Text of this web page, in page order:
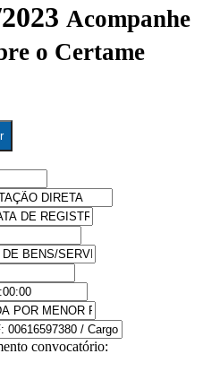
Acompanhe
o Certame
convocatório: